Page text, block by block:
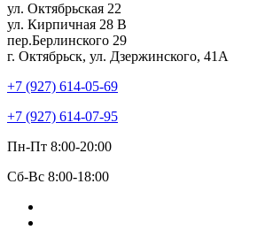
ул. Октябрьская 22
ул. Кирпичная 28 В
пер.Берлинского 29
г. Октябрьск, ул. Дзержинского, 41А
+7 (927) 614-05-69
+7 (927) 614-07-95
Пн-Пт 8:00-20:00
Сб-Вс 8:00-18:00